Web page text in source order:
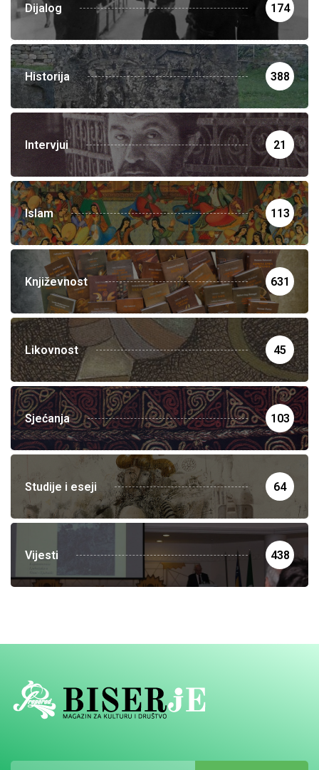
Dijalog 174
Historija 388
Intervjui 21
Islam 113
Književnost 631
Likovnost 45
Sjećanja 103
Studije i eseji 64
Vijesti 438